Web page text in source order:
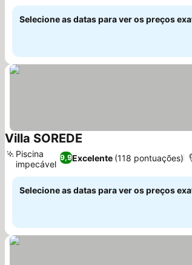
Selecione as datas para ver os preços
Villa SOREDE
9,9Excelente (118 pontuações)
Piscina
impecável
Selecione as datas para ver os preços